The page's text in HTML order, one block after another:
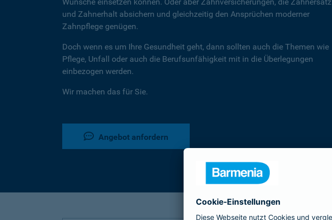
und Zahnerhalt absichern und gleichzeitig den Ansprüchen moderner
Zahnpflege genügen.
Doch wenn es um Ihre Gesundheit geht, dann sollten auch die Themen wie
Pflege, Unfall oder auch die Berufsunfähigkeit mit in die Überlegungen
einbezogen werden.
Wir machen das für Sie.
Angebot anfordern